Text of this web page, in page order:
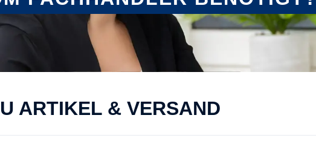
ARTIKEL & VERSAND